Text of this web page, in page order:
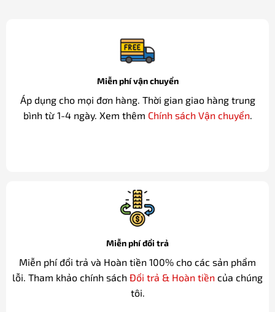
Miễn phí vận chuyển
Áp dụng cho mọi đơn hàng. Thời gian giao hàng trung
bình từ 1-4 ngày. Xem thêm Chính sách Vận chuyển.
Miễn phí đổi trả
Miễn phí đổi trả và Hoàn tiền 100% cho các sản phẩm
lỗi. Tham khảo chính sách Đổi trả & Hoàn tiền của chúng
tôi.